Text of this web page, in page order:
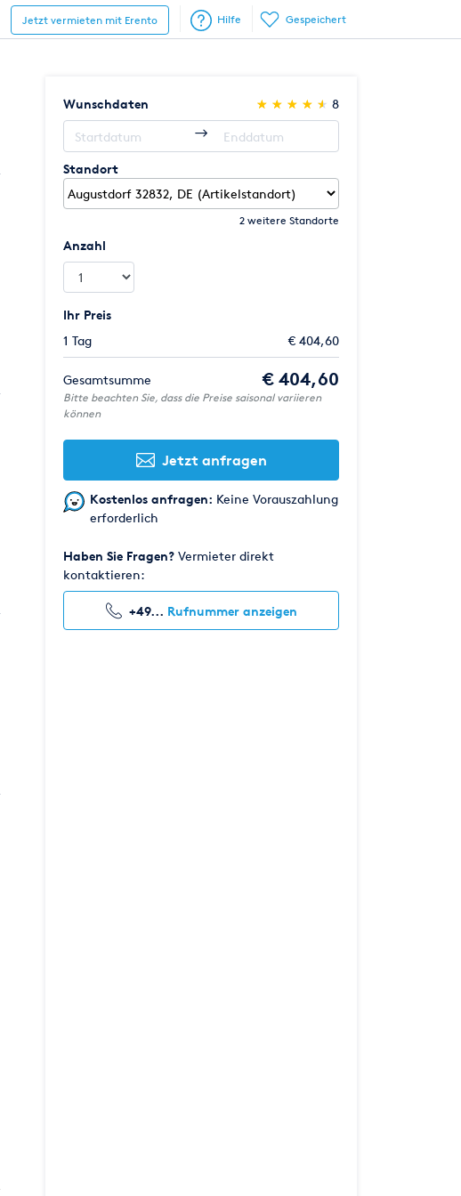
Gespeichert
Jetzt vermieten mit Erento Hilfe
Wunschdaten (*)
★
★
(*) ★
★
(*) ★
★
(*) ★
★
(*) ★
★ 8
Standort
2 weitere Standorte
Anzahl
Ihr Preis
1 Tag
€ 404,60
Gesamtsumme € 404,60
Bitte beachten Sie, dass die Preise saisonal variieren
können
Jetzt anfragen
Kostenlos anfragen: Keine Vorauszahlung
erforderlich
Haben Sie Fragen? Vermieter direkt
kontaktieren:
+49... Rufnummer anzeigen